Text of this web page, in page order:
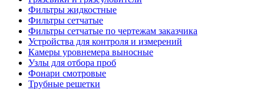
Фильтры жидкостные
Фильтры сетчатые
Фильтры сетчатые по чертежам заказчика
Устройства для контроля и измерений
Камеры уровнемера выносные
Узлы для отбора проб
Фонари смотровые
Трубные решетки